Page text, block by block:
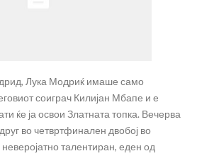
Лука Модриќ имаше само
соиграч Килијан Мбапе и е
ќе ја освои Златната топка. Вечерва
во четвртфинален двобој во
неверојатно талентиран, еден од